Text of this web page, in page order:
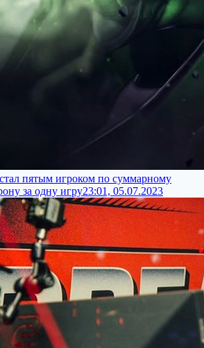
пятым игроком по суммарному
за одну игру23:01, 05.07.2023